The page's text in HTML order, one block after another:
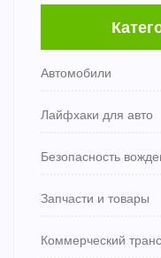
Автомобили
Лайфхаки для авто
Безопасность
Запчасти и товары
Коммерческий